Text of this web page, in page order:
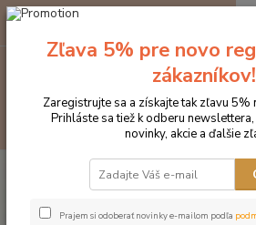
Značka oblečenia MONTAR ZĽAVY!
Mikiny
Zľava 5% pre novo
zákazníkov!
Zaregistrujte sa a získajte tak zľavu 5%
Prihláste sa tiež k odberu
novinky, akcie a ďalšie
Prajem si odoberať novinky e-mailom podľa